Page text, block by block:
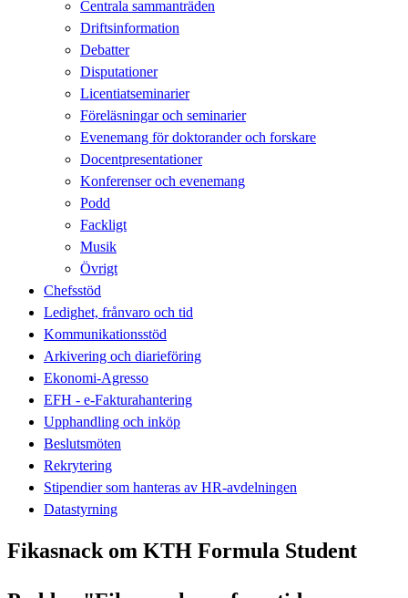
Centrala sammanträden
Driftsinformation
Debatter
Disputationer
Licentiatseminarier
Föreläsningar och seminarier
Evenemang för doktorander och forskare
Docentpresentationer
Konferenser och evenemang
Podd
Fackligt
Musik
Övrigt
Chefsstöd
Ledighet, frånvaro och tid
Kommunikationsstöd
Arkivering och diarieföring
Ekonomi-Agresso
EFH - e-Fakturahantering
Upphandling och inköp
Beslutsmöten
Rekrytering
Stipendier som hanteras av HR-avdelningen
Datastyrning
Fikasnack om KTH Formula Student